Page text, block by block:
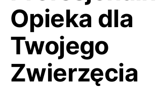
Opieka dla
Twojego
Zwierzęcia